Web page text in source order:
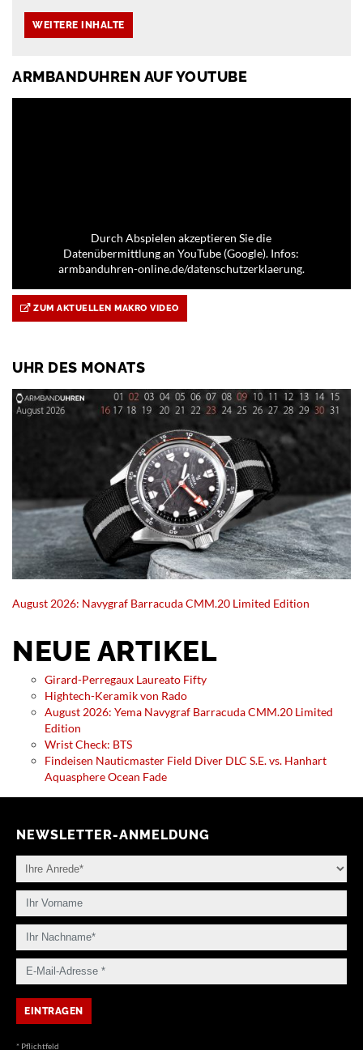
ARMBANDUHREN AUF YOUTUBE
Durch Abspielen akzeptieren Sie die
Datenübermittlung an YouTube (Google). Infos:
armbanduhren-online.de/datenschutzerklaerung.
ZUM AKTUELLEN MAKRO VIDEO
UHR DES MONATS
August 2026: Navygraf Barracuda CMM.20 Limited Edition
NEUE ARTIKEL
Girard-Perregaux Laureato Fifty
Hightech-Keramik von Rado
August 2026: Yema Navygraf Barracuda CMM.20 Limited
Edition
Wrist Check: BTS
Findeisen Nauticmaster Field Diver DLC S.E. vs. Hanhart
Aquasphere Ocean Fade
NEWSLETTER-ANMELDUNG
* Pflichtfeld